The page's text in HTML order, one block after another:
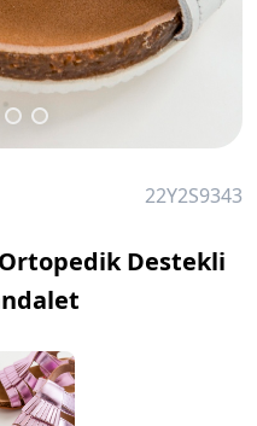
22Y2S9343
Destekli